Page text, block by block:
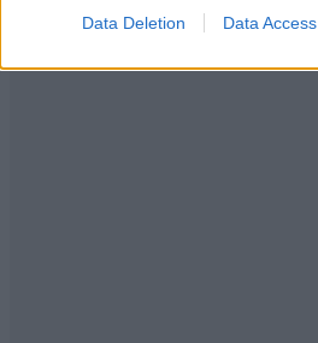
Data Deletion Data Access